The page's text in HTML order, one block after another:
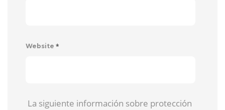
Website *
La siguiente información sobre protección